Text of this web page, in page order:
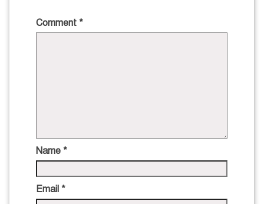
Comment *
Name *
Email *